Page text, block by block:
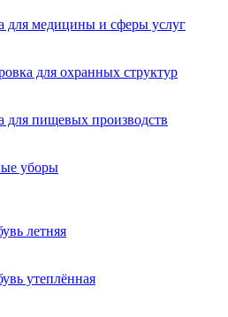
для медицины и сферы услуг
для охранных структур
для пищевых производств
уборы
летняя
утеплённая